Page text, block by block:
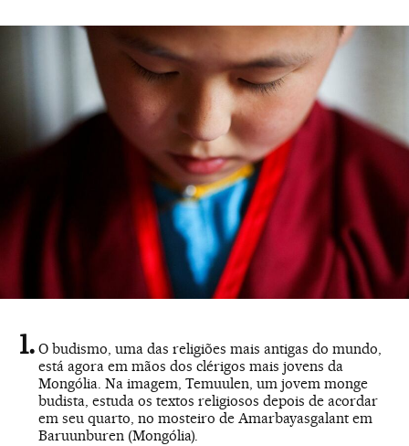
O budismo, uma das religiões mais antigas do mundo,
está agora em mãos dos clérigos mais jovens da
Mongólia. Na imagem, Temuulen, um jovem monge
budista, estuda os textos religiosos depois de acordar
em seu quarto, no mosteiro de Amarbayasgalant em
Baruunburen (Mongólia).